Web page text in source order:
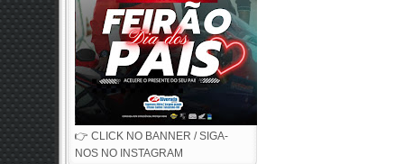
👉 CLICK NO BANNER / SIGA-
NOS NO INSTAGRAM